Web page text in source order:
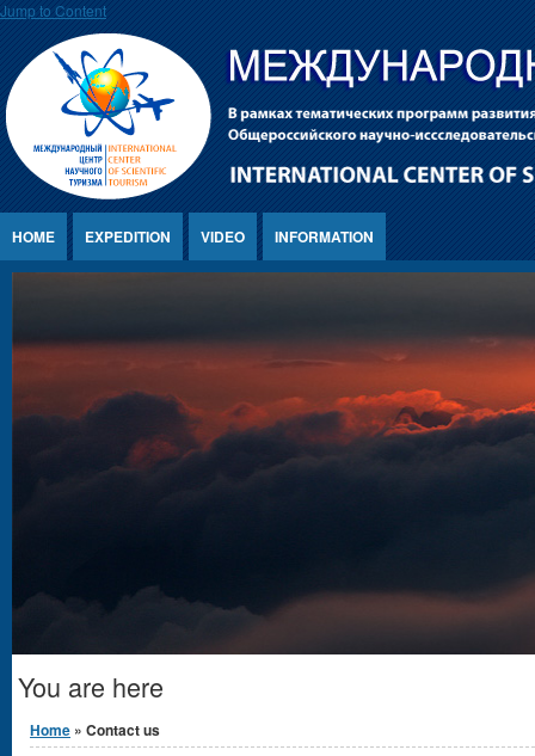
Jump to Content
HOME EXPEDITION VIDEO INFORMATION
You are here
Home » Contact us